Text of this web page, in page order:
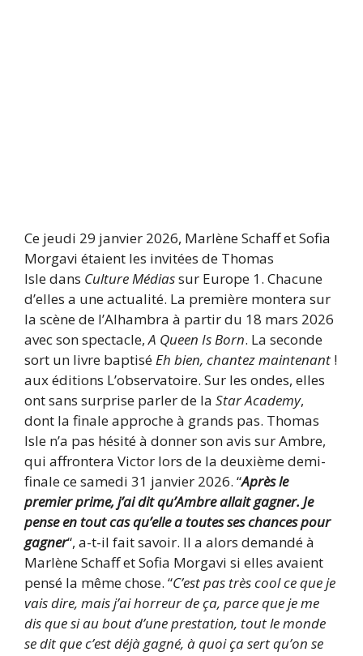
Ce jeudi 29 janvier 2026, Marlène Schaff et Sofia
Morgavi étaient les invitées de Thomas
Isle dans Culture Médiassur Europe 1. Chacune
d’elles a une actualité. La première montera sur
la scène de l’Alhambra à partir du 18 mars 2026
avec son spectacle,A Queen Is Born. La seconde
sort un livre baptiséEh bien, chantez maintenant !
aux éditions L’observatoire. Sur les ondes, elles
ont sans surprise parler de la Star Academy,
dont la finale approche à grands pas. Thomas
Isle n’a pas hésité à donner son avis sur Ambre,
qui affrontera Victor lors de la deuxième demi-
finale ce samedi 31 janvier 2026. “Après le
premier prime, j’ai dit qu’Ambre allait gagner. Je
pense en tout cas qu’elle a toutes ses chances pour
gagner“, a-t-il fait savoir. Il a alors demandé à
Marlène Schaff et Sofia Morgavi si elles avaient
pensé la même chose. “C’est pas très cool ce que je
vais dire, mais j’ai horreur de ça, parce que je me
dis que si au bout d’une prestation, tout le monde
se dit que c’est déjà gagné, à quoi ça sert qu’on se